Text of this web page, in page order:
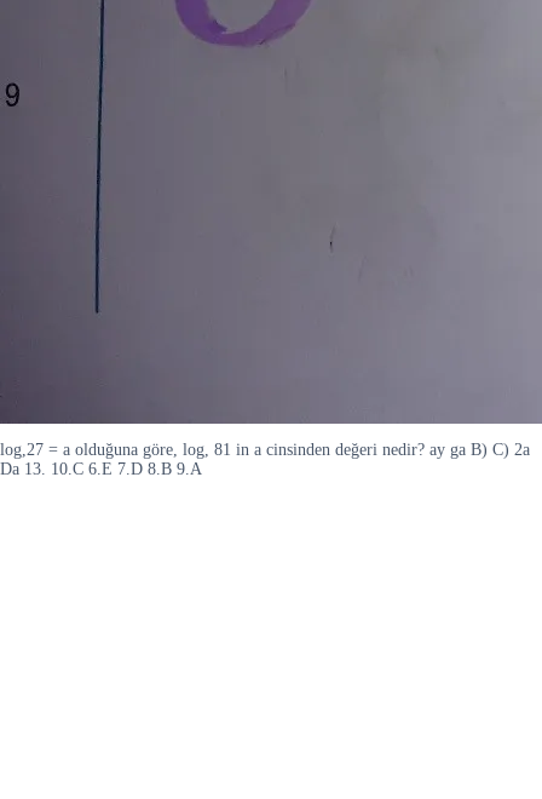
log,27 = a olduğuna göre, log, 81 in a cinsinden değeri nedir? ay ga B) C) 2a
Da 13. 10.C 6.E 7.D 8.B 9.A